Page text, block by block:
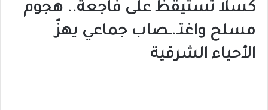
كسلا تستيقظ على فاجعة.. هجوم
مسلح واغتـ.ـصاب جماعي يهزّ
الأحياء الشرقية